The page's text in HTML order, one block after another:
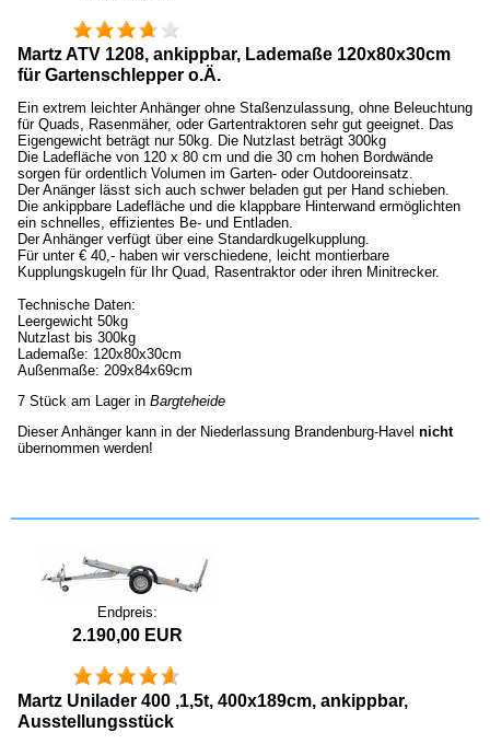
Martz ATV 1208, ankippbar, Lademaße 120x80x30cm
für Gartenschlepper o.Ä.
Ein extrem leichter Anhänger ohne Staßenzulassung, ohne Beleuchtung
für Quads, Rasenmäher, oder Gartentraktoren sehr gut geeignet. Das
Eigengewicht beträgt nur 50kg. Die Nutzlast beträgt 300kg
Die Ladefläche von 120 x 80 cm und die 30 cm hohen Bordwände
sorgen für ordentlich Volumen im Garten- oder Outdooreinsatz.
Der Anänger lässt sich auch schwer beladen gut per Hand schieben.
Die ankippbare Ladefläche und die klappbare Hinterwand ermöglichten
ein schnelles, effizientes Be- und Entladen.
Der Anhänger verfügt über eine Standardkugelkupplung.
Für unter € 40,- haben wir verschiedene, leicht montierbare
Kupplungskugeln für Ihr Quad, Rasentraktor oder ihren Minitrecker.
Technische Daten:
Leergewicht 50kg
Nutzlast bis 300kg
Lademaße: 120x80x30cm
Außenmaße: 209x84x69cm
7 Stück am Lager in Bargteheide
Dieser Anhänger kann in der Niederlassung Brandenburg-Havel nicht
übernommen werden!
Endpreis:
2.190,00 EUR
Martz Unilader 400 ,1,5t, 400x189cm, ankippbar,
Ausstellungsstück